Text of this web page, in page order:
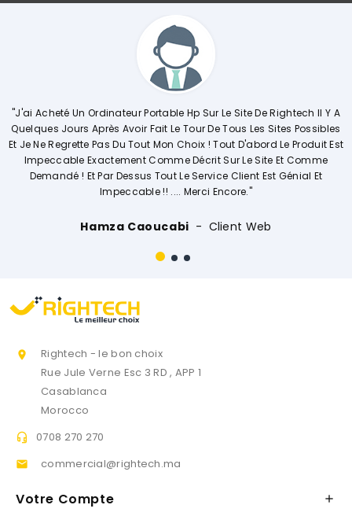
Un Ordinateur Portable Hp Sur Le Site De Rightech Il Y A
Jours Après Avoir Fait Le Tour De Tous Les Sites Possibles
Regrette Pas Du Tout Mon Choix ! Tout D'abord Le Produit Est
Exactement Comme Décrit Sur Le Site Et Comme
! Et Par Dessus Tout Le Service Client Est Génial Et
Impeccable !! .... Merci Encore."
Hamza Caoucabi Client Web

Rightech - le bon choix
Rue Jule Verne Esc 3 RD , APP 1
Casablanca
Morocco
 0708 270 270
 commercial@rightech.ma
Votre Compte 